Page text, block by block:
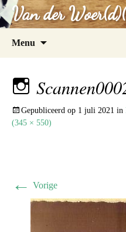
Van der
Menu
Gepubliceerd op 1 juli 2021 in
(345 × 550)
← Vorige